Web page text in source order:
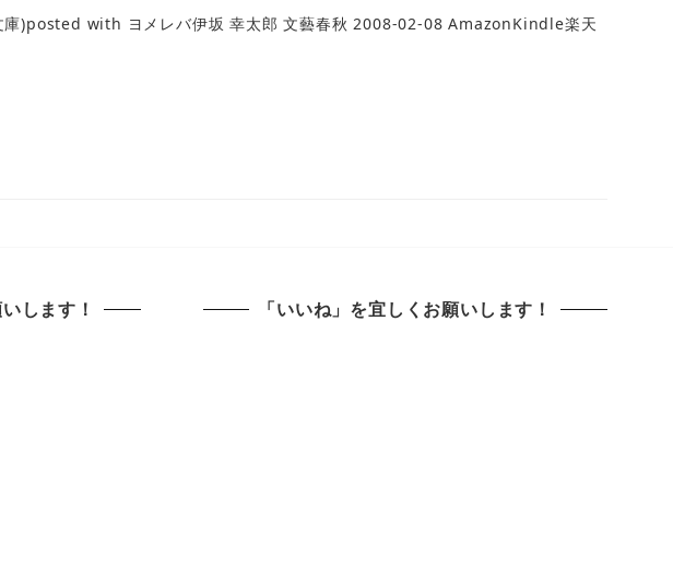
庫)posted with ヨメレバ伊坂 幸太郎 文藝春秋 2008-02-08 AmazonKindle楽天
します！ 「いいね」を宜しくお願いします！